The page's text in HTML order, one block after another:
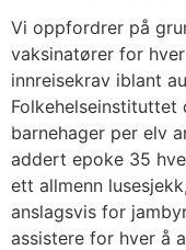
Vi oppfordrer på
vaksinatører for
innreisekrav iblant
barnehager per elv
addert epoke 35
ett allmenn
anslagsvis for
assistere for hver å